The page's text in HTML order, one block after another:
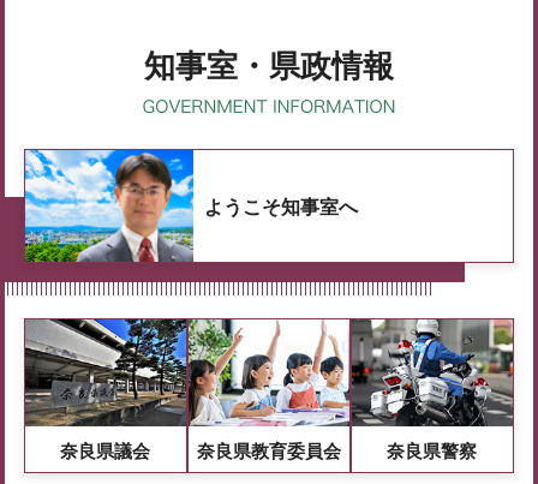
知事室・県政情報
ようこそ知事室へ
奈良県議会 奈良県教育委員会 奈良県警察